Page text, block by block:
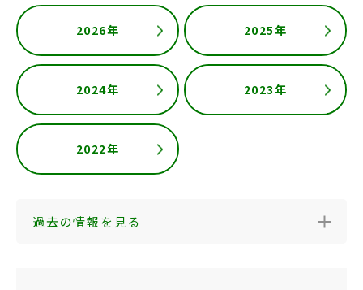
2026年 2025年
2024年 2023年
2022年
過去の情報を見る